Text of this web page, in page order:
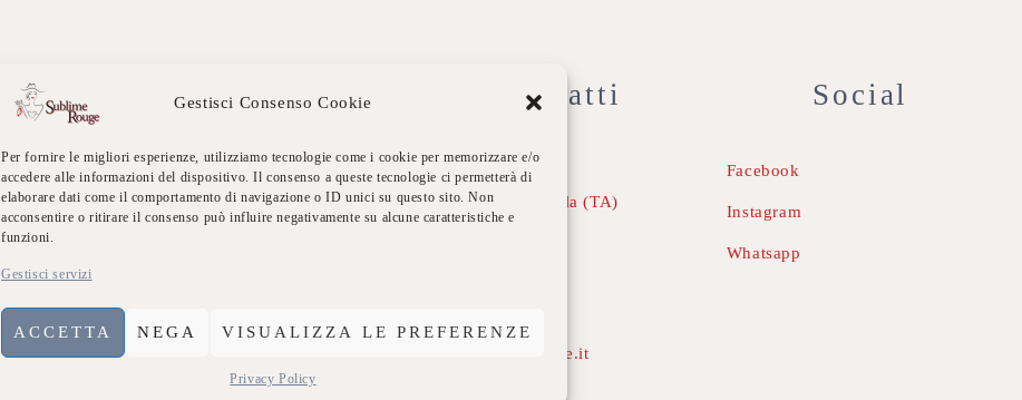
Gestisci Consenso Cookie
Per fornire le migliori esperienze, utilizziamo tecnologie come i cookie per memorizzare e/o
accedere alle informazioni del dispositivo. Il consenso a queste tecnologie ci permetterà di
elaborare dati come il comportamento di navigazione o ID unici su questo sito. Non
acconsentire o ritirare il consenso può influire negativamente su alcune caratteristiche e
funzioni.
Gestisci servizi
ACCETTA NEGA VISUALIZZA LE PREFERENZE
Privacy Policy
Link Utili
Chi siamo
Dicono di Noi
Galleria
Contatti
Indirizzo:
74020 Montemesola (TA)
info@sublimerouge.it
Social
Facebook
Instagram
Whatsapp